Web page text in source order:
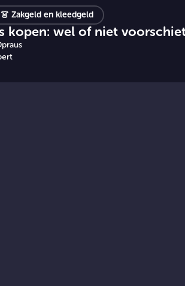
👗 Zakgeld en kleedgeld
kopen: wel of niet